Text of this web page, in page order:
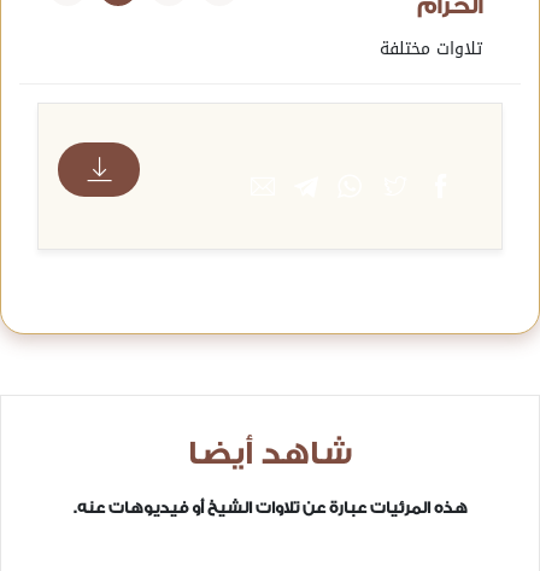
الحرام
تلاوات مختلفة
شاهد أيضا
هذه المرئيات عبارة عن تلاوات الشيخ أو فيديوهات عنه.